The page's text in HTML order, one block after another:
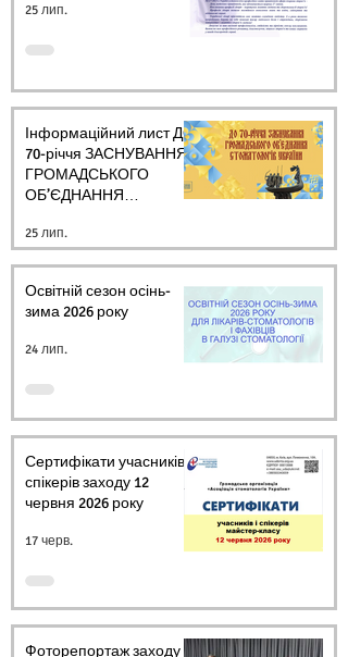
25 лип.
Інформаційний лист ДО
70-річчя ЗАСНУВАННЯ
ГРОМАДСЬКОГО
ОБ’ЄДНАННЯ
УКРАЇНИ
25 лип.
Освітній сезон осінь-
зима 2026 року
24 лип.
Сертифікати учасників і
спікерів заходу 12
червня 2026 року
17 черв.
Фоторепортаж заходу